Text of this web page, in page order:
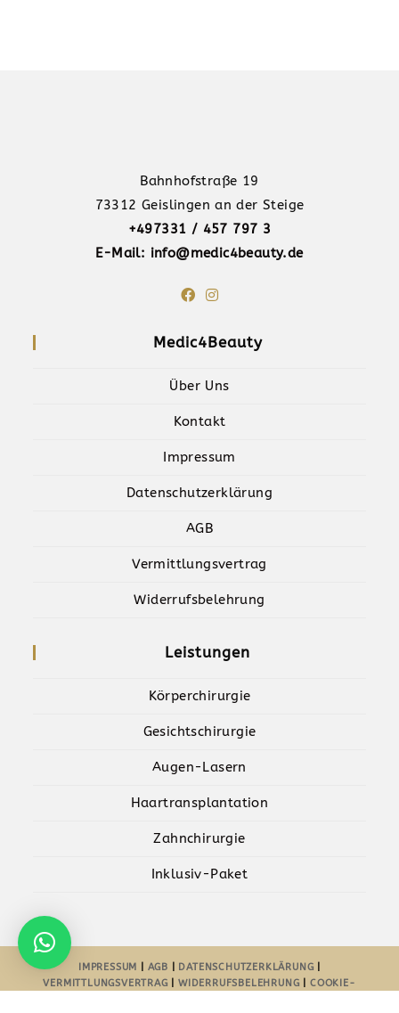
Bahnhofstraße 19
73312 Geislingen an der Steige
+497331 / 457 797 3
E-Mail: info@medic4beauty.de
Medic4Beauty
Über Uns
Kontakt
Impressum
Datenschutzerklärung
AGB
Vermittlungsvertrag
Widerrufsbelehrung
Leistungen
Körperchirurgie
Gesichtschirurgie
Augen-Lasern
Haartransplantation
Zahnchirurgie
Inklusiv-Paket
IMPRESSUM AGB DATENSCHUTZERKLÄRUNG
VERMITTLUNGSVERTRAG |WIDERRUFSBELEHRUNG
COOKIE-